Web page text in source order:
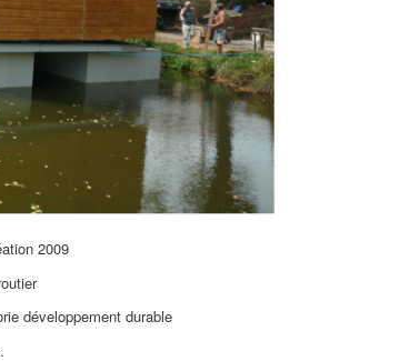
2009
développement durable